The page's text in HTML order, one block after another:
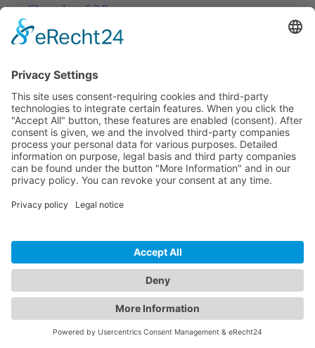
Changelogv6.3.0
Hulp
Kennisbank
Code Snippets
Contact
Contact
Feedback versturen